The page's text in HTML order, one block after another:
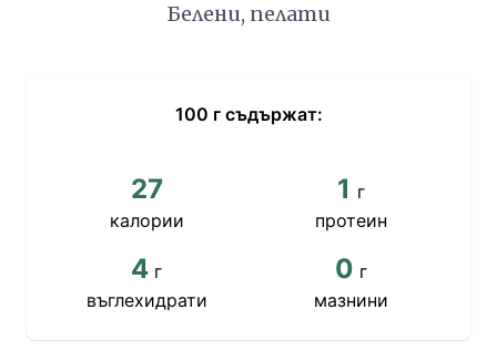
Белени, пелати
100 г съдържат:
27
калории
1 г
протеин
4 г
въглехидрати
0 г
мазнини